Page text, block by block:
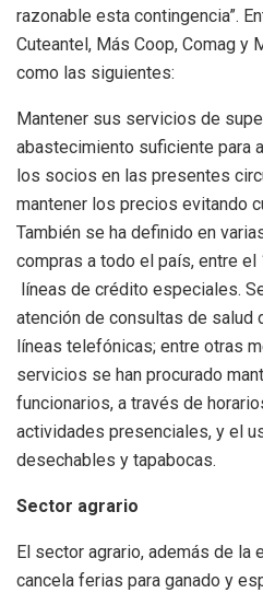
razonable esta contingencia”.
Cuteantel, Más Coop, Comag y
como las siguientes:
Mantener sus servicios de
abastecimiento suficiente para
los socios en las presentes
mantener los precios evitando
También se ha definido en
compras a todo el país, entre
líneas de crédito especiales.
atención de consultas de salud
líneas telefónicas; entre otras
servicios se han procurado
funcionarios, a través de
actividades presenciales, y el
desechables y tapabocas.
Sector agrario
El sector agrario, además de la
cancela ferias para ganado y